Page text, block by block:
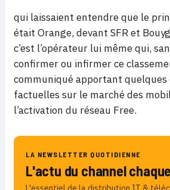
qui laissaient entendre que le
était Orange, devant SFR et
c’est l’opérateur lui même qui,
confirmer ou infirmer ce
communiqué apportant quelques
factuelles sur le marché des
l’activation du réseau Free.
LA NEWSLETTER QUOTIDIENNE
L'actu du channel